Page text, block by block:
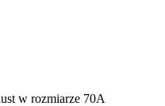
w rozmiarze 70A